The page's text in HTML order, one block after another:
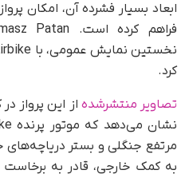
ابعاد بسیار فشرده آن، امکان
کرد.
تصاویر منتشرشده
مرتفع جنگلی و بستر
به کمک خارجی، قادر به